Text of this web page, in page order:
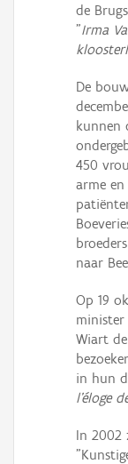
de
"Irma
De
kunnen
450
arme
naar
Op 19
Wiart
in hun
l'éloge
In 2002